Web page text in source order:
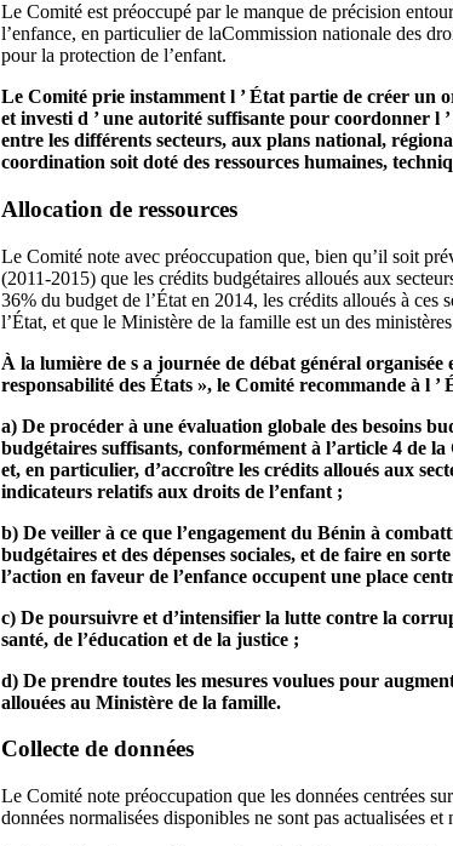
Le Comité est préoccupé par le manque de précision
l’enfance, en particulier de laCommission nationale des
pour la protection de l’enfant.
Le Comité prie instamment l ’ État partie de créer un
et investi d ’ une autorité suffisante pour coordonner l
entre les différents secteurs, aux plans national,
coordination soit doté des ressources humaines,
Allocation de ressources
Le Comité note avec préoccupation que, bien qu’il soit
(2011‑2015) que les crédits budgétaires alloués aux
36% du budget de l’État en 2014, les crédits alloués à ces
l’État, et que le Ministère de la famille est un des
À la lumière de s a journée de débat général
responsabilité des États », le Comité recommande à l
a) De procéder à une évaluation globale des besoins
budgétaires suffisants, conformément à l’article 4 de
et, en particulier, d’accroître les crédits alloués aux
indicateurs relatifs aux droits de l’enfant ;
b) De veiller à ce que l’engagement du Bénin à
budgétaires et des dépenses sociales, et de faire en
l’action en faveur de l’enfance occupent une place
c) De poursuivre et d’intensifier la lutte contre la
santé, de l’éducation et de la justice ;
d) De prendre toutes les mesures voulues pour
allouées au Ministère de la famille.
Collecte de données
Le Comité note préoccupation que les données centrées
données normalisées disponibles ne sont pas actualisées